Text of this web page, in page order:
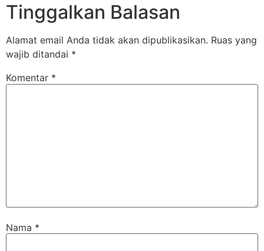
Tinggalkan Balasan
Alamat email Anda tidak akan dipublikasikan. Ruas yang
wajib ditandai *
Komentar *
Nama *